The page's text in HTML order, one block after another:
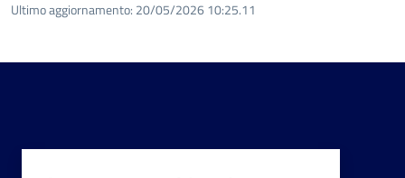
Ultimo aggiornamento: 20/05/2026 10:25.11